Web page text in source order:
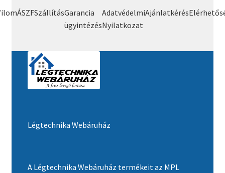
ÁSZFSzállításGarancia
ügyintézés
Adatvédelmi
Nyilatkozat
Ajánlatkérés
Légtechnika Webáruház
A Légtechnika Webáruház termékeit az MPL